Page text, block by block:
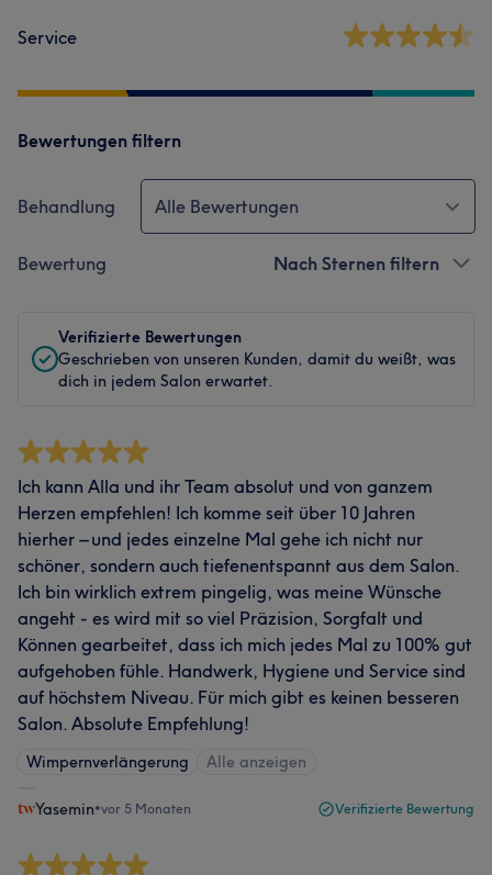
Service
Bewertungen filtern
Behandlung Alle Bewertungen
Bewertung Nach Sternen filtern
Verifizierte Bewertungen
Geschrieben von unseren Kunden, damit du weißt, was
dich in jedem Salon erwartet.
Ich kann Alla und ihr Team absolut und von ganzem
Herzen empfehlen! Ich komme seit über 10 Jahren
hierher – und jedes einzelne Mal gehe ich nicht nur
schöner, sondern auch tiefenentspannt aus dem Salon.
Ich bin wirklich extrem pingelig, was meine Wünsche
angeht - es wird mit so viel Präzision, Sorgfalt und
Können gearbeitet, dass ich mich jedes Mal zu 100% gut
aufgehoben fühle. Handwerk, Hygiene und Service sind
auf höchstem Niveau. Für mich gibt es keinen besseren
Salon. Absolute Empfehlung!
Wimpernverlängerung Alle anzeigen
Yasemin•vor 5 Monaten Verifizierte Bewertung